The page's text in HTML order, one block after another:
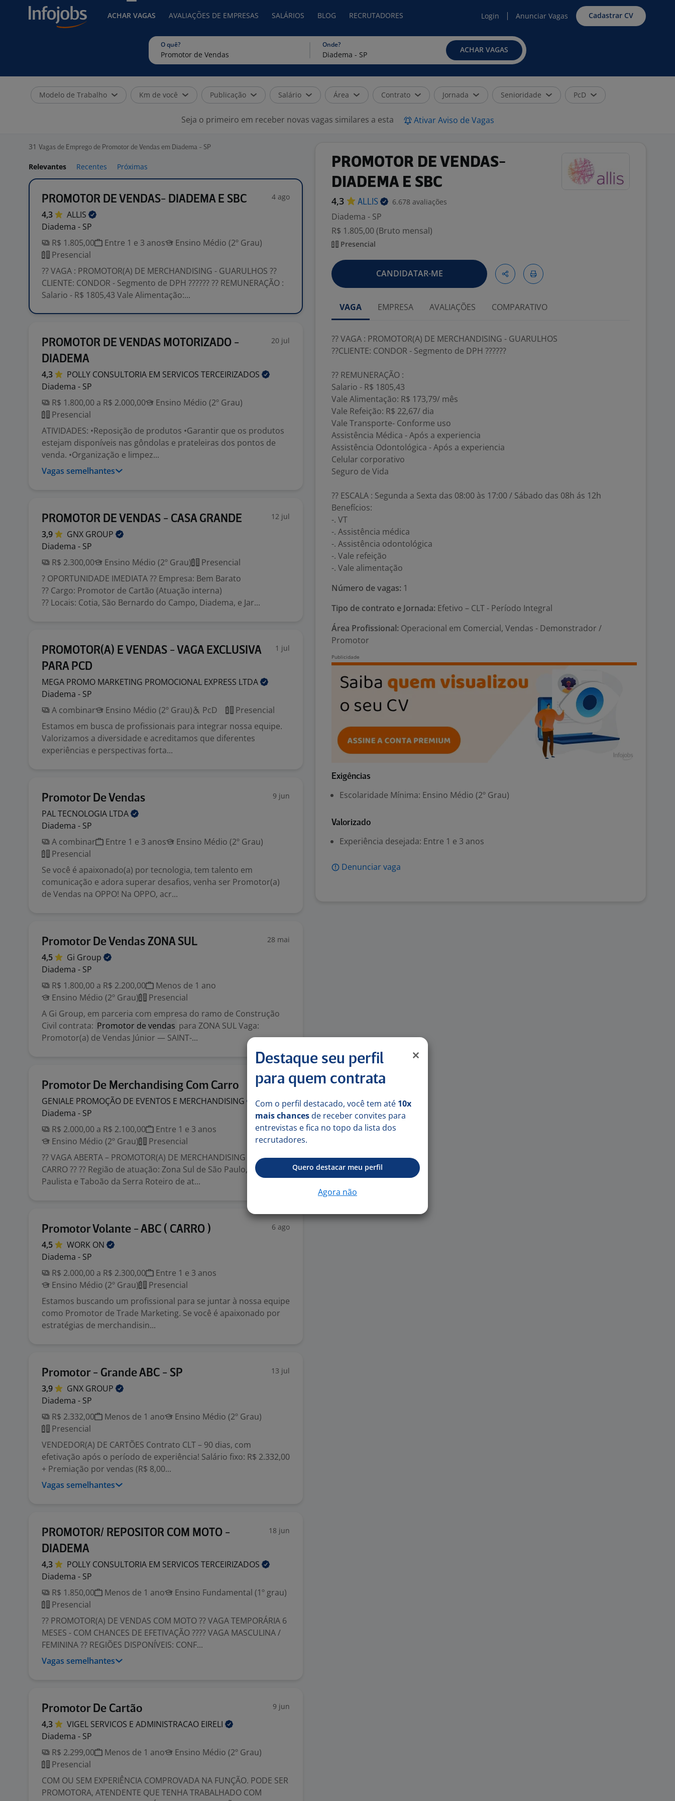
ACHAR VAGAS AVALIAÇÕES DE EMPRESAS SALÁRIOS BLOG RECRUTADORES Login Anunciar Vagas Cadastrar CV
O quê? Onde?
ACHAR VAGAS
Modelo de Trabalho Km de você Publicação Salário Área Contrato Jornada Senioridade PcD
Seja o primeiro em receber novas vagas similares a esta Ativar Aviso de Vagas
31 Vagas de Emprego de Promotor de Vendas em Diadema - SP
Relevantes Recentes Próximas
PROMOTOR DE VENDAS- DIADEMA E SBC 4 ago
4,3
ALLIS
Diadema - SP
R$ 1.805,00
Entre 1 e 3 anos
Ensino Médio (2º Grau)
Presencial
?? VAGA : PROMOTOR(A) DE MERCHANDISING - GUARULHOS ??
CLIENTE: CONDOR - Segmento de DPH ?????? ?? REMUNERAÇÃO :
Salario - R$ 1805,43 Vale Alimentação:...
PROMOTOR DE VENDAS MOTORIZADO -
DIADEMA
20 jul
4,3 POLLY CONSULTORIA EM SERVICOS TERCEIRIZADOS
Diadema - SP
R$ 1.800,00 a R$ 2.000,00
Ensino Médio (2º Grau)
Presencial
ATIVIDADES: •Reposição de produtos •Garantir que os produtos
estejam disponíveis nas gôndolas e prateleiras dos pontos de
venda. •Organização e limpez...
Vagas semelhantes
PROMOTOR DE VENDAS - CASA GRANDE 12 jul
3,9 GNX GROUP
Diadema - SP
R$ 2.300,00
Ensino Médio (2º Grau)
Presencial
? OPORTUNIDADE IMEDIATA ?? Empresa: Bem Barato
?? Cargo: Promotor de Cartão (Atuação interna)
?? Locais: Cotia, São Bernardo do Campo, Diadema, e Jar...
PROMOTOR(A) E VENDAS - VAGA EXCLUSIVA
PARA PCD
1 jul
MEGA PROMO MARKETING PROMOCIONAL EXPRESS LTDA
Diadema - SP
A combinar
Ensino Médio (2º Grau) PcD
Presencial
Estamos em busca de profissionais para integrar nossa equipe.
Valorizamos a diversidade e acreditamos que diferentes
experiências e perspectivas forta...
Promotor De Vendas 9 jun
PAL TECNOLOGIA LTDA
Diadema - SP
A combinar
Entre 1 e 3 anos
Ensino Médio (2º Grau)
Presencial
Se você é apaixonado(a) por tecnologia, tem talento em
comunicação e adora superar desafios, venha ser Promotor(a)
de Vendas na OPPO! Na OPPO, acr...
Promotor De Vendas ZONA SUL 28 mai
4,5 Gi Group
Diadema - SP
R$ 1.800,00 a R$ 2.200,00
Menos de 1 ano
Ensino Médio (2º Grau)
Presencial
A Gi Group, em parceria com empresa do ramo de Construção
Civil contrata: Promotor de vendas para ZONA SUL Vaga:
Promotor(a) de Vendas Júnior — SAINT-...
Promotor De Merchandising Com Carro Ontem
GENIALE PROMOÇÃO DE EVENTOS E MERCHANDISING
Diadema - SP
R$ 2.000,00 a R$ 2.100,00
Entre 1 e 3 anos
Ensino Médio (2º Grau)
Presencial
?? VAGA ABERTA – PROMOTOR(A) DE MERCHANDISING COM
CARRO ?? ?? Região de atuação: Zona Sul de São Paulo, ABC
Paulista e Taboão da Serra Roteiro de at...
Promotor Volante - ABC ( CARRO ) 6 ago
4,5 WORK ON
Diadema - SP
R$ 2.000,00 a R$ 2.300,00
Entre 1 e 3 anos
Ensino Médio (2º Grau)
Presencial
Estamos buscando um profissional para se juntar à nossa equipe
como Promotor de Trade Marketing. Se você é apaixonado por
estratégias de merchandisin...
Promotor - Grande ABC - SP 13 jul
3,9 GNX GROUP
Diadema - SP
R$ 2.332,00
Menos de 1 ano
Ensino Médio (2º Grau)
Presencial
VENDEDOR(A) DE CARTÕES Contrato CLT – 90 dias, com
efetivação após o período de experiência! Salário fixo: R$ 2.332,00
+ Premiação por vendas (R$ 8,00...
Vagas semelhantes
PROMOTOR/ REPOSITOR COM MOTO -
DIADEMA
18 jun
4,3 POLLY CONSULTORIA EM SERVICOS TERCEIRIZADOS
Diadema - SP
R$ 1.850,00
Menos de 1 ano
Ensino Fundamental (1º grau)
Presencial
?? PROMOTOR(A) DE VENDAS COM MOTO ?? VAGA TEMPORÁRIA 6
MESES - COM CHANCES DE EFETIVAÇÃO ???? VAGA MASCULINA /
FEMININA ?? REGIÕES DISPONÍVEIS: CONF...
Vagas semelhantes
Promotor De Cartão 9 jun
4,3 VIGEL SERVICOS E ADMINISTRACAO EIRELI
Diadema - SP
R$ 2.299,00
Menos de 1 ano
Ensino Médio (2º Grau)
Presencial
COM OU SEM EXPERIÊNCIA COMPROVADA NA FUNÇÃO. PODE SER
PROMOTORA, ATENDENTE QUE TENHA TRABALHADO COM
PROMOTOR DE VENDAS-
DIADEMA E SBC
4,3 ALLIS 6.678 avaliações
Diadema - SP
R$ 1.805,00 (Bruto mensal)
Presencial
CANDIDATAR-ME
VAGA EMPRESA AVALIAÇÕES COMPARATIVO
?? VAGA : PROMOTOR(A) DE MERCHANDISING - GUARULHOS
??CLIENTE: CONDOR - Segmento de DPH ??????
?? REMUNERAÇÃO :
Salario - R$ 1805,43
Vale Alimentação: R$ 173,79/ mês
Vale Refeição: R$ 22,67/ dia
Vale Transporte- Conforme uso
Assistência Médica - Após a experiencia
Assistência Odontológica - Após a experiencia
Celular corporativo
Seguro de Vida
?? ESCALA : Segunda a Sexta das 08:00 às 17:00 / Sábado das 08h ás 12h
Benefícios:
-. VT
-. Assistência médica
-. Assistência odontológica
-. Vale refeição
-. Vale alimentação
Número de vagas: 1
Tipo de contrato e Jornada: Efetivo – CLT - Período Integral
Área Profissional: Operacional em Comercial, Vendas - Demonstrador /
Promotor
Exigências
Escolaridade Mínima: Ensino Médio (2º Grau)
Valorizado
Experiência desejada: Entre 1 e 3 anos
Denunciar vaga
Destaque seu perfil
para quem contrata
Com o perfil destacado, você tem até 10x
mais chances de receber convites para
entrevistas e fica no topo da lista dos
recrutadores.
Quero destacar meu perfil
Agora não